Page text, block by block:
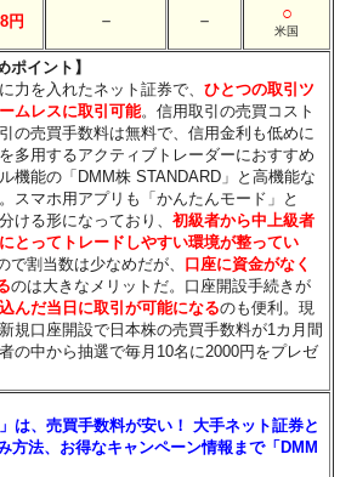
円 － － ○
米国
ポイント】
力を入れたネット証券で、ひとつの取引ツ
ムレスに取引可能。信用取引の売買コスト
の売買手数料は無料で、信用金利も低めに
多用するアクティブトレーダーにおすすめ
機能の「DMM株 STANDARD」と高機能な
スマホ用アプリも「かんたんモード」と
ける形になっており、初級者から中上級者
とってトレードしやすい環境が整ってい
で割当数は少なめだが、 口座に資金がなく
のは大きなメリットだ。口座開設手続きが
んだ当日に取引が可能になるのも便利。現
規口座開設で日本株の売買手数料が1カ月間
の中から抽選で毎月10名に2000円をプレゼ
は、売買手数料が安い！ 大手ネット証券と
方法、お得なキャンペーン情報まで「DMM